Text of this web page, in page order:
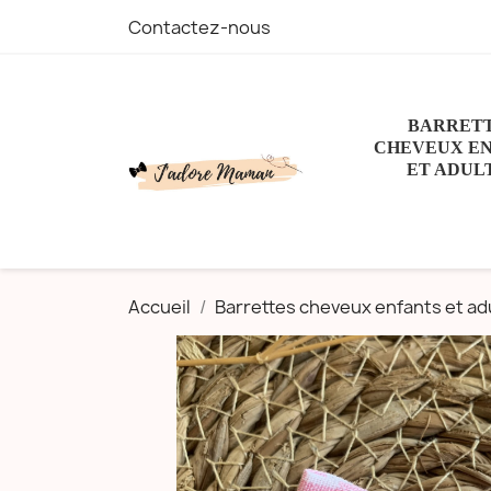
Contactez-nous
CHEVEUX
ET
Accueil Barrettes cheveux enfants et